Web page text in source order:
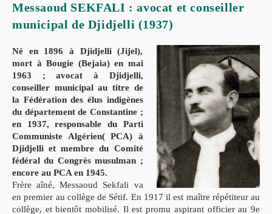
Messaoud SEKFALI : avocat et conseiller
municipal de Djidjelli (1937)
Né en 1896 à Djidjelli (Jijel),
mort à Bougie (Bejaia) en mai
1963 ; avocat à Djidjelli,
conseiller municipal au titre de
la Fédération des élus indigènes
du département de Constantine ;
en 1937, responsable du Parti
Communiste Algérien( PCA) à
Djidjelli et membre du Comité
fédéral du Congrès musulman ;
encore au PCA en 1945.
Frère aîné, Messaoud Sekfali va
en premier au collège de Sétif. En 1917 il est maître répétiteur au
collège, et bientôt mobilisé. Il est promu aspirant officier au 9e